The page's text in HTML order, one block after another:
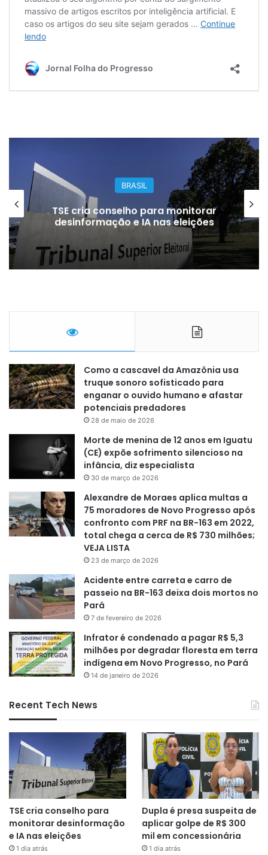
BRASIL
TSE cria conselho para monitorar
desinformação e IA nas eleições
Como a cascavel da Amazônia usa
truque sonoro sofisticado para
enganar o ouvido humano e afastar
potenciais predadores
28 de maio de 2026
Morte de menina de 12 anos em Iguatu
(CE) expõe sofrimento silencioso na
infância, diz especialista
30 de março de 2026
Alexandre de Moraes aplica multas a
75 moradores de Novo Progresso após
confronto com PRF na BR-163 em 2022,
total chega a cerca de R$ 730 milhões;
VEJA LISTA
23 de março de 2026
Acidente entre carreta e carro de
passeio na BR-163 deixa dois mortos no
Pará
7 de fevereiro de 2026
Infrator é condenado a pagar R$ 5,3
milhões por degradar floresta em terra
indígena em Novo Progresso, no Pará
14 de janeiro de 2026
Recent Tech News
TSE cria conselho para
monitorar desinformação
e IA nas eleições
1 dia atrás
Dupla é presa suspeita de
aplicar golpe de R$ 300
mil em concessionária
1 dia atrás